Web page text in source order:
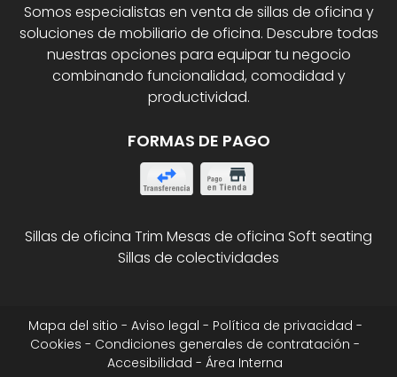
Somos especialistas en venta de sillas de oficina y
soluciones de mobiliario de oficina. Descubre todas
nuestras opciones para equipar tu negocio
combinando funcionalidad, comodidad y
productividad.
FORMAS DE PAGO
Sillas de oficina Trim Mesas de oficina Soft seating
Sillas de colectividades
Mapa del sitio - Aviso legal - Política de privacidad -
Cookies - Condiciones generales de contratación -
Accesibilidad - Área Interna